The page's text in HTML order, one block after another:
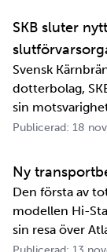
SKB sluter
Svensk
dotterbolag,
sin
Agency,
samarbetet
Publicerad: 18
Ny
Den första av
modellen Hi-
sin resa över
Innan